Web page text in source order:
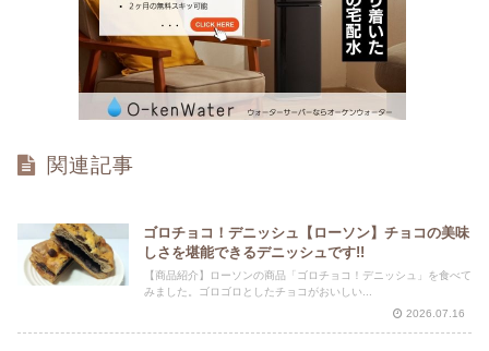
関連記事
ゴロチョコ！デニッシュ【ローソン】チョコの美味
しさを堪能できるデニッシュです!!
【商品紹介】ローソンの商品「ゴロチョコ！デニッシュ」を食べて
みました。ゴロゴロとしたチョコがおいしい...
2026.07.16